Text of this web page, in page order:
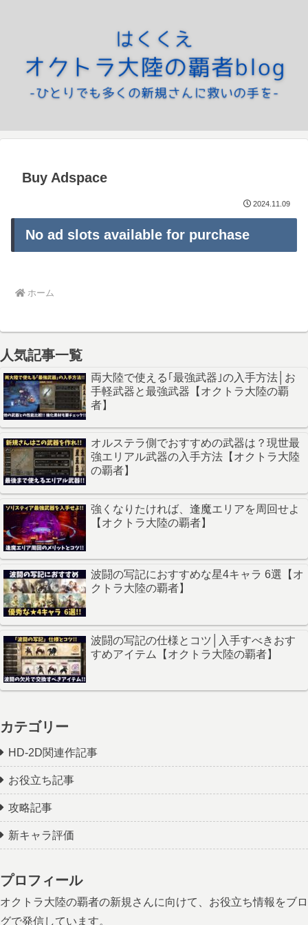
Buy Adspace
2024.11.09
No ad slots available for purchase
ホーム
人気記事一覧
両大陸で使える｢最強武器｣の入手方法│お
手軽武器と最強武器【オクトラ大陸の覇
者】
オルステラ側でおすすめの武器は？現世最
強エリアル武器の入手方法【オクトラ大陸
の覇者】
強くなりたければ、逢魔エリアを周回せよ
【オクトラ大陸の覇者】
波闘の写記におすすめな星4キャラ 6選【オ
クトラ大陸の覇者】
波闘の写記の仕様とコツ│入手すべきおす
すめアイテム【オクトラ大陸の覇者】
カテゴリー
HD-2D関連作記事
お役立ち記事
攻略記事
新キャラ評価
プロフィール
オクトラ大陸の覇者の新規さんに向けて、お役立ち情報をブロ
グで発信しています。